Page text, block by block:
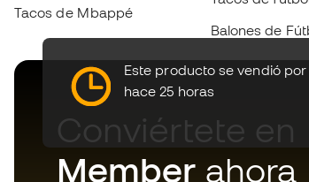
Este producto se vendió por
hace 25 horas
Tacos de Mbappé
Balones de
Conviértete en
Member ahora